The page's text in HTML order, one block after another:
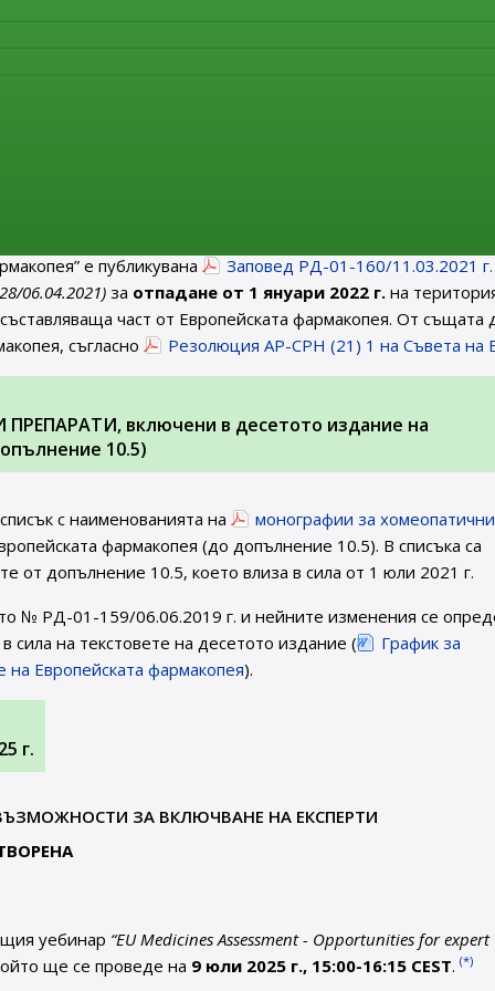
е публикувана Заповед РД-01-160/11.03.2021 г.
06.04.2021) за отпадане от 1 януари 2022 г. на
част от Европейската фармакопея. От същата
съгласно
Резолюция AP-CPH (21) 1 на Съвета на
включени в десетото издание на
10.5)
с наименованията на
монографии за хомеопатични
фармакопея (до допълнение 10.5). В списъка са
от допълнение 10.5, което влиза в сила от 1 юли 2021 г.
№ РД-01-159/06.06.2019 г. и нейните изменения се
сила на текстовете на десетото издание (
График за
на Европейската фармакопея).
г.
ЗА ВКЛЮЧВАНЕ НА ЕКСПЕРТИ
уебинар “EU Medicines Assessment - Opportunities for expert
ще се проведе на 9 юли 2025 г., 15:00-16:15 CEST. (*)